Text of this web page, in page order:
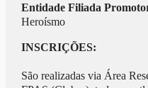
Entidade Filiada
Heroísmo
INSCRIÇÕES:
São realizadas via Área